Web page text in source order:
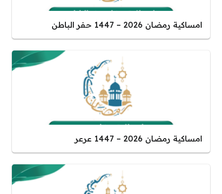
امساكية رمضان 2026 – 1447 حفر الباطن
امساكية رمضان 2026 – 1447 عرعر